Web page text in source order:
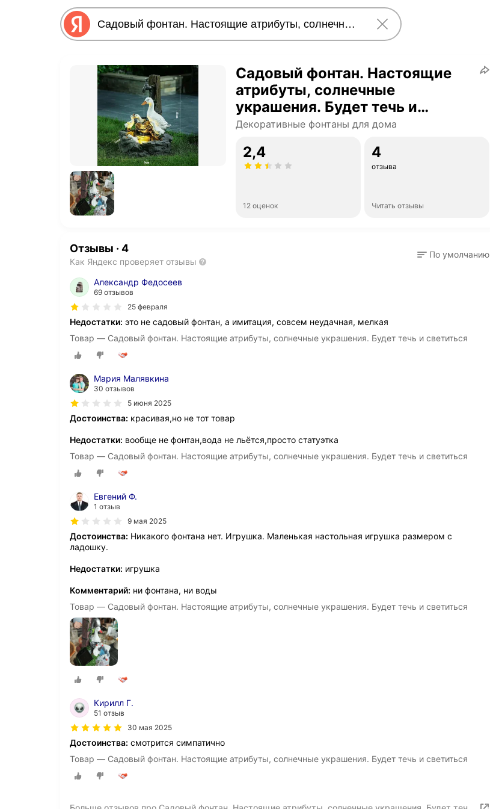
Садовый фонтан. Настоящие
атрибуты, солнечные
украшения. Будет течь и
светиться
Декоративные фонтаны для дома
2,4
12 оценок
4
отзыва
Читать отзывы
Отзывы · 4
Как Яндекс проверяет отзывы
По умолчанию
Александр Федосеев
69 отзывов
25 февраля
Недостатки: это не садовый фонтан, а имитация, совсем неудачная, мелкая
Товар — Садовый фонтан. Настоящие атрибуты, солнечные украшения. Будет течь и светиться
Мария Малявкина
30 отзывов
5 июня 2025
Достоинства: красивая,но не тот товар
Недостатки: вообще не фонтан,вода не льётся,просто статуэтка
Товар — Садовый фонтан. Настоящие атрибуты, солнечные украшения. Будет течь и светиться
Евгений Ф.
1 отзыв
9 мая 2025
Достоинства: Никакого фонтана нет. Игрушка. Маленькая настольная игрушка размером с
ладошку.
Недостатки: игрушка
Комментарий: ни фонтана, ни воды
Товар — Садовый фонтан. Настоящие атрибуты, солнечные украшения. Будет течь и светиться
Кирилл Г.
51 отзыв
30 мая 2025
Достоинства: смотрится симпатично
Товар — Садовый фонтан. Настоящие атрибуты, солнечные украшения. Будет течь и светиться